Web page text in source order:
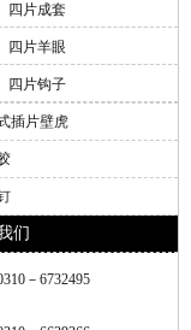
四片成套
四片羊眼
四片钩子
插片壁虎
们
－6732495